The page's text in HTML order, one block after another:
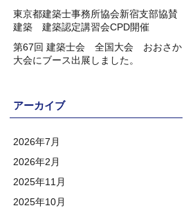
東京都建築士事務所協会新宿支部協賛
建築 建築認定講習会CPD開催
第67回 建築士会 全国大会 おおさか
大会にブース出展しました。
アーカイブ
2026年7月
2026年2月
2025年11月
2025年10月